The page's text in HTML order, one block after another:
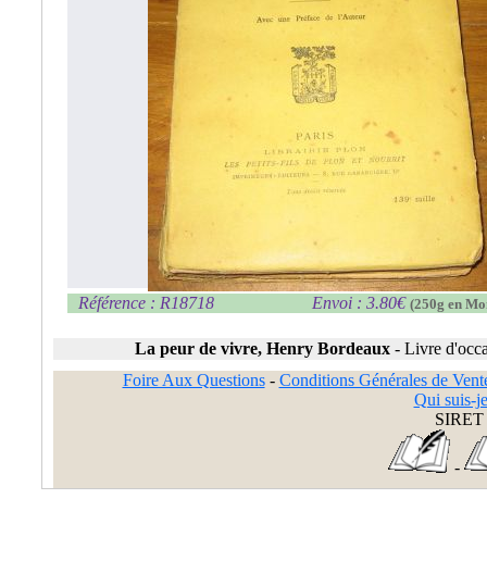
Référence : R18718 Envoi : 3.80€ (250g en
La peur de vivre, Henry Bordeaux - Livre
Foire Aux Questions- Conditions Générales de
Qui suis-
SIRET
-